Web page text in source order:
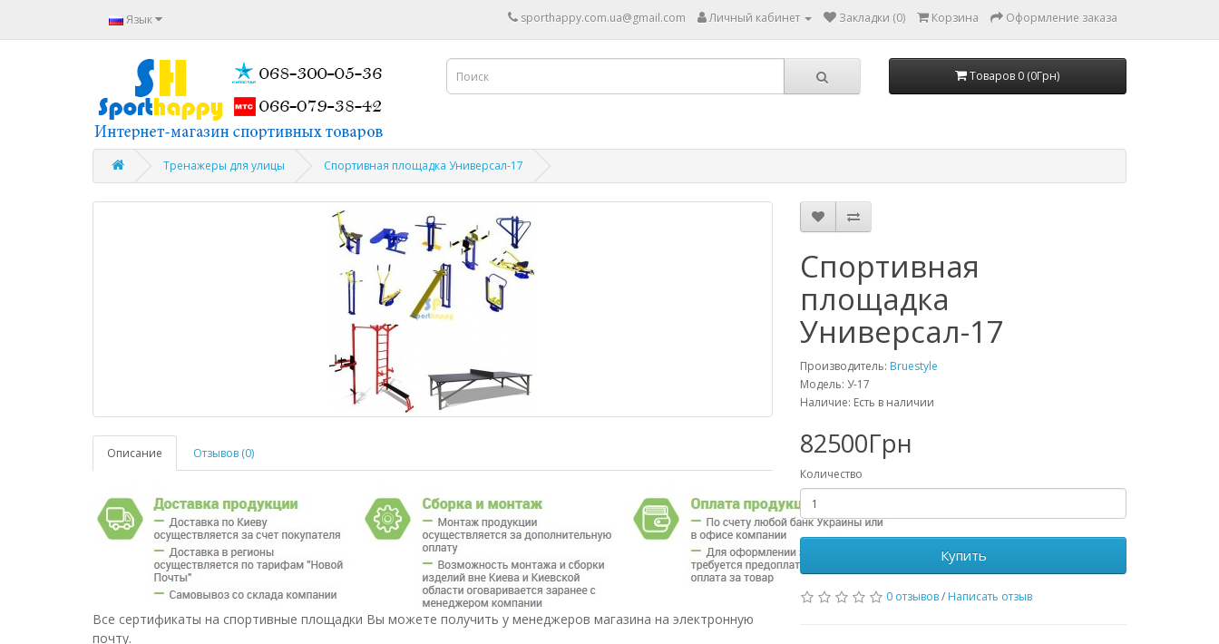
Язык sporthappy.com.ua@gmail.com Личный кабинет Закладки (0) Корзина Оформление заказа
Товаров 0 (0Грн)
Тренажеры для улицы Спортивная площадка Универсал-17
Описание Отзывов (0)
Все сертификаты на спортивные площадки Вы можете получить у менеджеров магазина на электронную
почту.
Спортивная
площадка
Универсал-17
Производитель: Bruestyle
Модель: У-17
Наличие: Есть в наличии
82500Грн
Количество
Купить
0 отзывов/ Написать отзыв